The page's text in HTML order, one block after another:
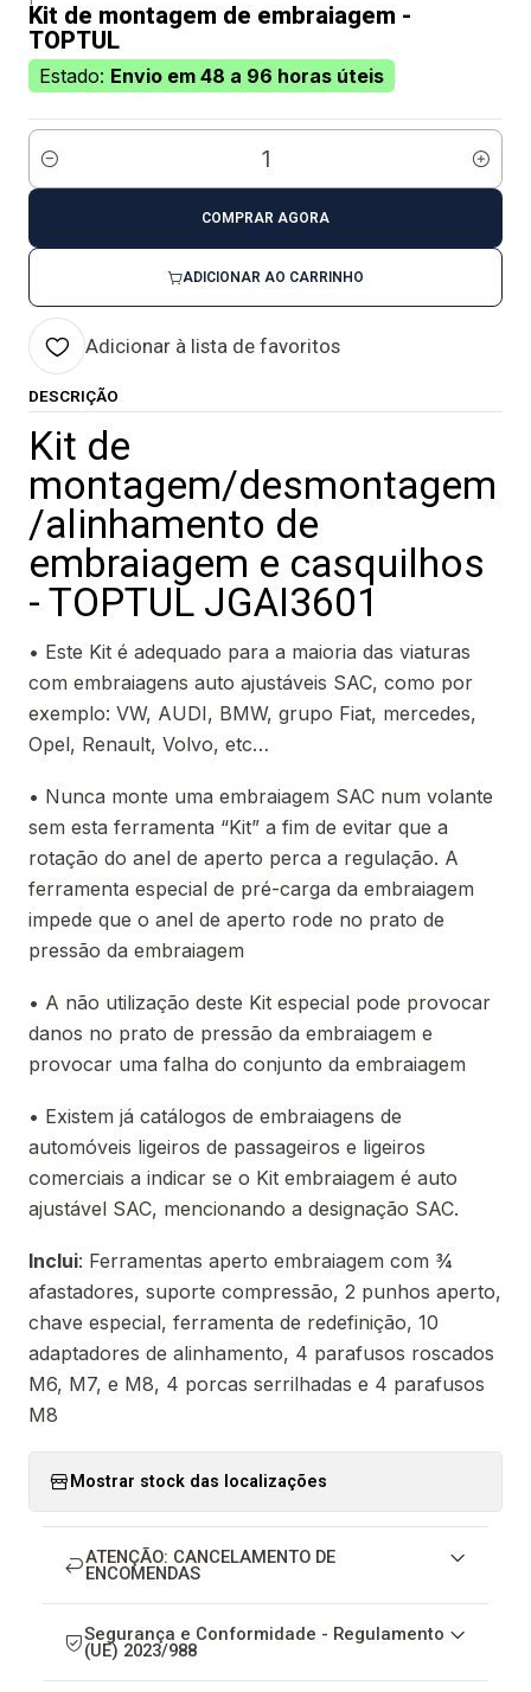
Kit de montagem de embraiagem -
TOPTUL
Estado: Envio em 48 a 96 horas úteis
Quantidade
ADICIONAR AO CARRINHO
COMPRAR AGORA
Adicionar à lista de favoritos
DESCRIÇÃO
Kit de
montagem/desmontagem
/alinhamento de
embraiagem e casquilhos
- TOPTUL JGAI3601
• Este Kit é adequado para a maioria das viaturas
com embraiagens auto ajustáveis SAC, como por
exemplo: VW, AUDI, BMW, grupo Fiat, mercedes,
Opel, Renault, Volvo, etc…
• Nunca monte uma embraiagem SAC num volante
sem esta ferramenta “Kit” a fim de evitar que a
rotação do anel de aperto perca a regulação. A
ferramenta especial de pré-carga da embraiagem
impede que o anel de aperto rode no prato de
pressão da embraiagem
• A não utilização deste Kit especial pode provocar
danos no prato de pressão da embraiagem e
provocar uma falha do conjunto da embraiagem
• Existem já catálogos de embraiagens de
automóveis ligeiros de passageiros e ligeiros
comerciais a indicar se o Kit embraiagem é auto
ajustável SAC, mencionando a designação SAC.
Inclui: Ferramentas aperto embraiagem com ¾
afastadores, suporte compressão, 2 punhos aperto,
chave especial, ferramenta de redefinição, 10
adaptadores de alinhamento, 4 parafusos roscados
M6, M7, e M8, 4 porcas serrilhadas e 4 parafusos
M8
Mostrar stock das localizações
ATENÇÃO: CANCELAMENTO DE
ENCOMENDAS
Segurança e Conformidade - Regulamento
(UE) 2023/988